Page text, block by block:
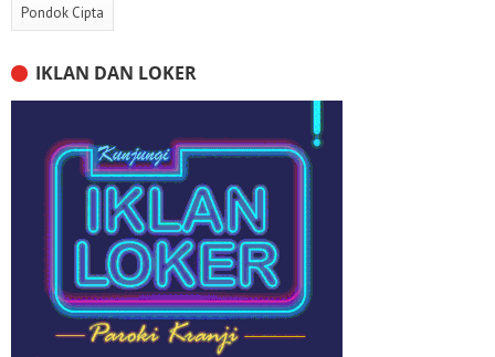
Pondok Cipta
IKLAN DAN LOKER